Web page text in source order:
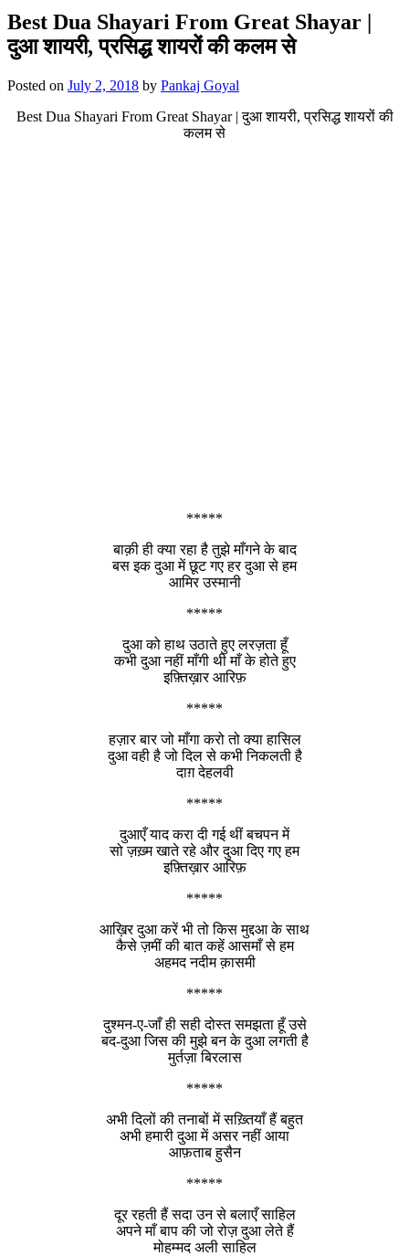
Best Dua Shayari From Great Shayar |
दुआ शायरी, प्रसिद्ध शायरों की कलम से
Posted on July 2, 2018 by Pankaj Goyal
Best Dua Shayari From Great Shayar | दुआ शायरी, प्रसिद्ध शायरों की
कलम से
*****
बाक़ी ही क्या रहा है तुझे माँगने के बाद
बस इक दुआ में छूट गए हर दुआ से हम
आमिर उस्मानी
*****
दुआ को हाथ उठाते हुए लरज़ता हूँ
कभी दुआ नहीं माँगी थी माँ के होते हुए
इफ़्तिख़ार आरिफ़
*****
हज़ार बार जो माँगा करो तो क्या हासिल
दुआ वही है जो दिल से कभी निकलती है
दाग़ देहलवी
*****
दुआएँ याद करा दी गई थीं बचपन में
सो ज़ख़्म खाते रहे और दुआ दिए गए हम
इफ़्तिख़ार आरिफ़
*****
आख़िर दुआ करें भी तो किस मुद्दआ के साथ
कैसे ज़मीं की बात कहें आसमाँ से हम
अहमद नदीम क़ासमी
*****
दुश्मन-ए-जाँ ही सही दोस्त समझता हूँ उसे
बद-दुआ जिस की मुझे बन के दुआ लगती है
मुर्तज़ा बिरलास
*****
अभी दिलों की तनाबों में सख़्तियाँ हैं बहुत
अभी हमारी दुआ में असर नहीं आया
आफ़ताब हुसैन
*****
दूर रहती हैं सदा उन से बलाएँ साहिल
अपने माँ बाप की जो रोज़ दुआ लेते हैं
मोहम्मद अली साहिल